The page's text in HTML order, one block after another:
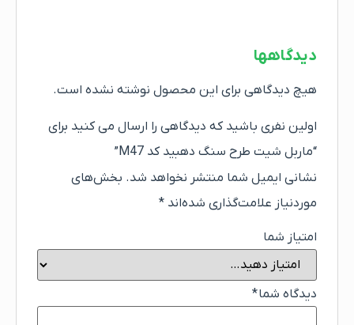
دیدگاهها
هیچ دیدگاهی برای این محصول نوشته نشده است.
اولین نفری باشید که دیدگاهی را ارسال می کنید برای
“ماربل شیت طرح سنگ دهبید کد M47”
نشانی ایمیل شما منتشر نخواهد شد. بخش‌های
موردنیاز علامت‌گذاری شده‌اند *
امتیاز شما
دیدگاه شما*